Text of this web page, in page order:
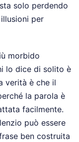
solo perdendo
per
morbido
lo dice di solito è
verità è che il
la parola è
facilmente.
può essere
ben costruita